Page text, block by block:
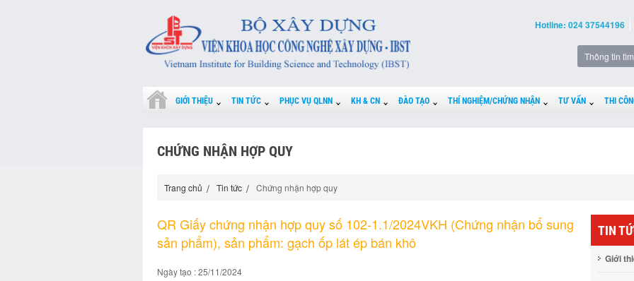
Hotline: 024 37544196
GIỚI THIỆU TIN TỨC PHỤC VỤ QLNN KH & CN ĐÀO TẠO THÍ NGHIỆM/CHỨNG NHẬN TƯ VẤN THI
CHỨNG NHẬN HỢP QUY
Trang chủ Tin tức Chứng nhận hợp quy
QR Giấy chứng nhận hợp quy số 102-1.1/2024VKH (Chứng nhận bổ sung
sản phẩm), sản phẩm: gạch ốp lát ép bán khô
Ngày tạo : 25/11/2024
TIN
Giới